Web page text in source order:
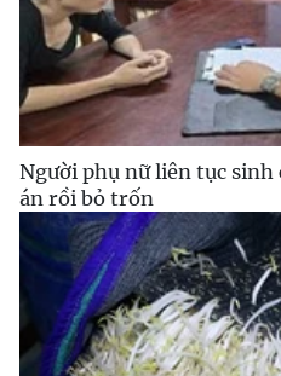
Người phụ nữ liên tục sinh
án rồi bỏ trốn